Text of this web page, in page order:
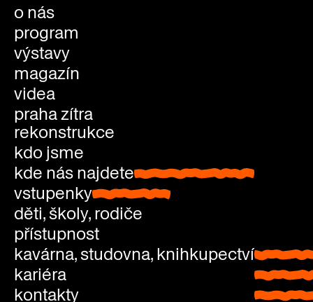
o nás
program
výstavy
magazín
videa
praha zítra
rekonstrukce
kdo jsme
kde nás najdetekde nás najdete
vstupenkyvstupenky
děti, školy, rodiče
přístupnost
kavárna, studovna, knihkupectví
kariéra
kontakty